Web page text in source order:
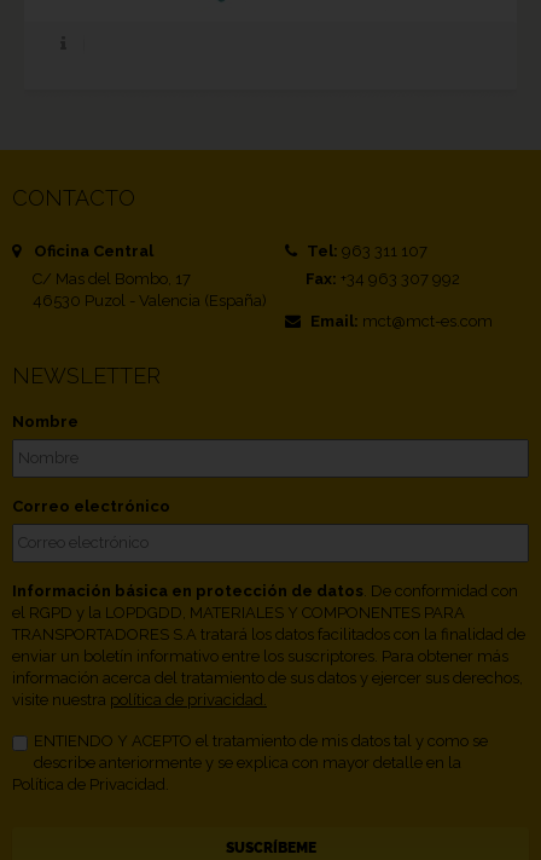
CONTACTO
Oficina Central
C/ Mas del Bombo, 17
46530 Puzol - Valencia (España)
Tel: 963 311 107
Fax: +34 963 307 992
Email: mct@mct-es.com
NEWSLETTER
Nombre
Correo electrónico
Información básica en protección de datos . De conformidad con
el RGPD y la LOPDGDD, MATERIALES Y COMPONENTES PARA
TRANSPORTADORES S.A tratará los datos facilitados con la finalidad de
enviar un boletín informativo entre los suscriptores. Para obtener más
información acerca del tratamiento de sus datos y ejercer sus derechos,
visite nuestra política de privacidad.
ENTIENDO Y ACEPTO el tratamiento de mis datos tal y como se
describe anteriormente y se explica con mayor detalle en la
Política de Privacidad.